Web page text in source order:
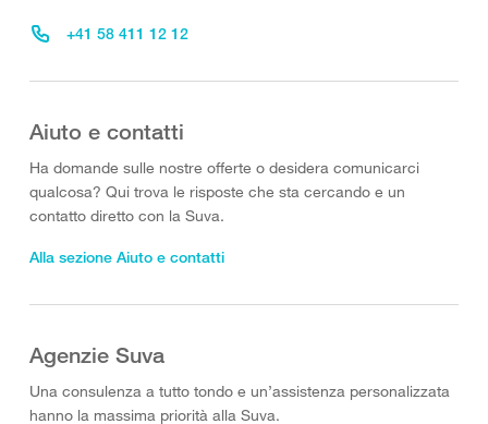
+41 58 411 12 12
Aiuto e contatti
Ha domande sulle nostre offerte o desidera comunicarci
qualcosa? Qui trova le risposte che sta cercando e un
contatto diretto con la Suva.
Alla sezione Aiuto e contatti
Agenzie Suva
Una consulenza a tutto tondo e un’assistenza personalizzata
hanno la massima priorità alla Suva.